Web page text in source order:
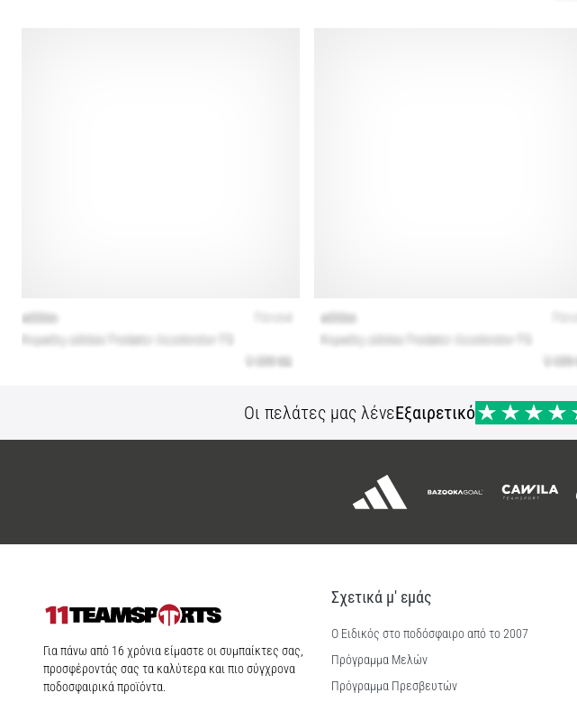
Οι πελάτες μας λένεΕξαιρετικό
11teamsports.cy
Για πάνω από 16 χρόνια είμαστε οι συμπαίκτες σας,
προσφέροντάς σας τα καλύτερα και πιο σύγχρονα
ποδοσφαιρικά προϊόντα.
Σχετικά μ' εμάς
Ο Ειδικός στο ποδόσφαιρο από το 2007
Πρόγραμμα Μελών
Πρόγραμμα Πρεσβευτών